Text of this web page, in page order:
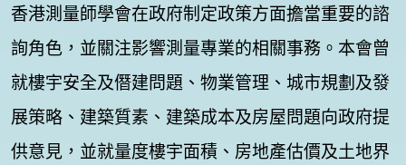
香港測量師學會在政府制定政策方面擔當重要的諮
詢角色，並關注影響測量專業的相關事務。本會曾
就樓宇安全及僭建問題、物業管理、城市規劃及發
展策略、建築質素、建築成本及房屋問題向政府提
供意見，並就量度樓宇面積、房地產估價及土地界